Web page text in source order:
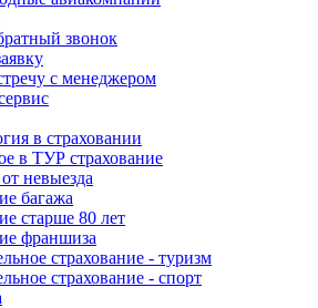
звонок
с менеджером
в страховании
в ТУР страхование
невыезда
багажа
старше 80 лет
франшиза
страхование - туризм
страхование - спорт